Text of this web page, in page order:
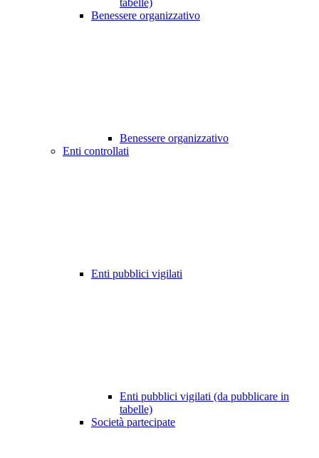
tabelle)
Benessere organizzativo
Benessere organizzativo
Enti controllati
Enti pubblici vigilati
Enti pubblici vigilati (da pubblicare in
tabelle)
Società partecipate